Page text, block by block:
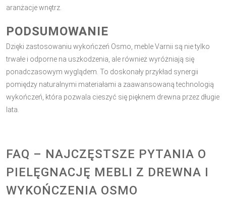
aranżacje wnętrz.
PODSUMOWANIE
Dzięki zastosowaniu wykończeń Osmo, meble Varnii są nie tylko
trwałe i odporne na uszkodzenia, ale również wyróżniają się
ponadczasowym wyglądem. To doskonały przykład synergii
pomiędzy naturalnymi materiałami a zaawansowaną technologią
wykończeń, która pozwala cieszyć się pięknem drewna przez długie
lata.
FAQ – NAJCZĘSTSZE PYTANIA O
PIELĘGNACJĘ MEBLI Z DREWNA I
WYKOŃCZENIA OSMO